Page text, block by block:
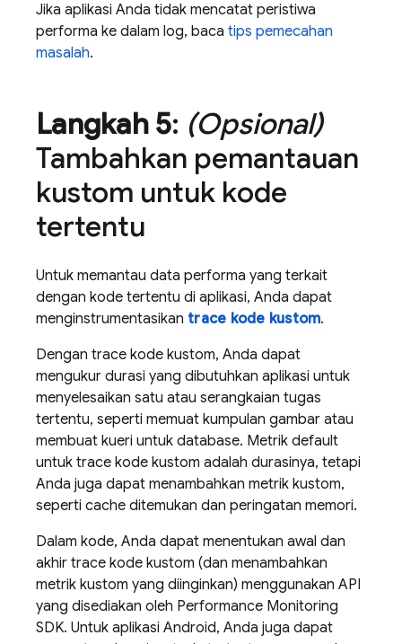
Jika aplikasi Anda tidak mencatat peristiwa
performa ke dalam log, baca tips pemecahan
masalah.
Langkah 5: (Opsional)
Tambahkan pemantauan
kustom untuk kode
tertentu
Untuk memantau data performa yang terkait
dengan kode tertentu di aplikasi, Anda dapat
menginstrumentasikan trace kode kustom.
Dengan trace kode kustom, Anda dapat
mengukur durasi yang dibutuhkan aplikasi untuk
menyelesaikan satu atau serangkaian tugas
tertentu, seperti memuat kumpulan gambar atau
membuat kueri untuk database. Metrik default
untuk trace kode kustom adalah durasinya, tetapi
Anda juga dapat menambahkan metrik kustom,
seperti cache ditemukan dan peringatan memori.
Dalam kode, Anda dapat menentukan awal dan
akhir trace kode kustom (dan menambahkan
metrik kustom yang diinginkan) menggunakan API
yang disediakan oleh Performance Monitoring
SDK. Untuk aplikasi Android, Anda juga dapat